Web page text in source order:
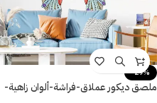
-29%
ملصق ديكور عملاق-فراشة-ألوان زاهية-